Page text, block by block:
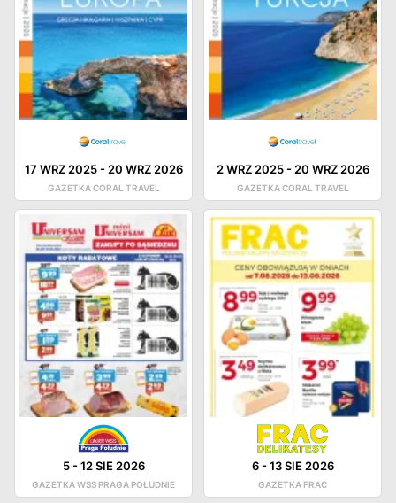
17 WRZ 2025- 20 WRZ 2026
GAZETKA CORAL TRAVEL
2 WRZ 2025- 20 WRZ 2026
GAZETKA CORAL TRAVEL
5-12 SIE 2026
GAZETKA WSS PRAGA POŁUDNIE
6-13 SIE 2026
GAZETKA FRAC